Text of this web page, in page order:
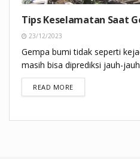
Tips Keselamatan Saat
23/12/2023
Gempa bumi tidak seperti
masih bisa diprediksi jauh-
READ MOREDETAILS